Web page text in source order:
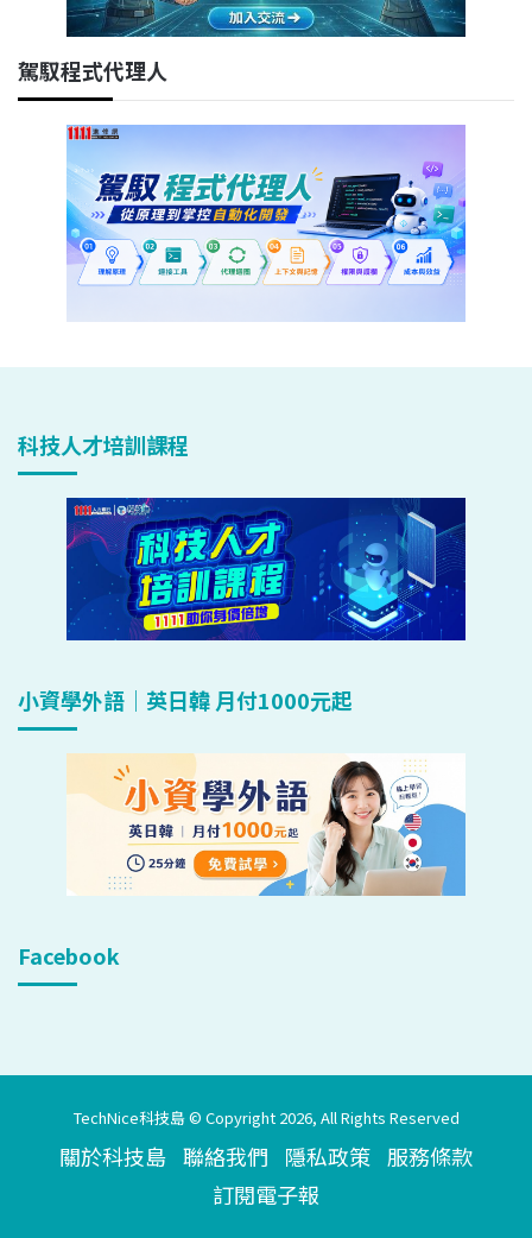
駕馭程式代理人
科技人才培訓課程
小資學外語｜英日韓 月付1000元起
Facebook
TechNice科技島 © Copyright 2026, All Rights Reserved
關於科技島 聯絡我們 隱私政策 服務條款
訂閱電子報